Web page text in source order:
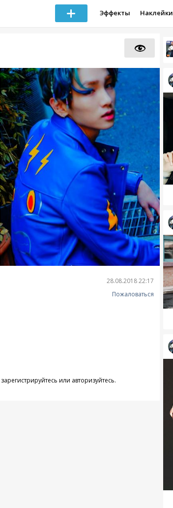
Эффекты Наклейки
28.08.2018 22:17
Пожаловаться
зарегистрируйтесь или авторизуйтесь.